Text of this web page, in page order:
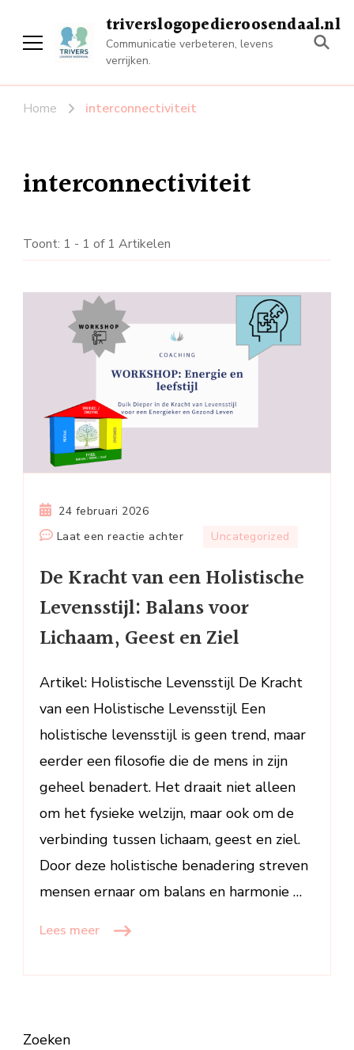
triverslogopedieroosendaal.nl
Communicatie verbeteren, levens
verrijken.
Home interconnectiviteit
interconnectiviteit
Toont: 1 - 1 of 1 Artikelen
24 februari 2026
Laat een reactie achterop
Kracht
een
Holistische
Balans
Lichaam,
Geest
en
Ziel
Uncategorized
De Kracht van een Holistische
Levensstijl: Balans voor
Lichaam, Geest en Ziel
Artikel: Holistische Levensstijl De Kracht
van een Holistische Levensstijl Een
holistische levensstijl is geen trend, maar
eerder een filosofie die de mens in zijn
geheel benadert. Het draait niet alleen
om het fysieke welzijn, maar ook om de
verbinding tussen lichaam, geest en ziel.
Door deze holistische benadering streven
mensen ernaar om balans en harmonie …
Lees meer
Zoeken